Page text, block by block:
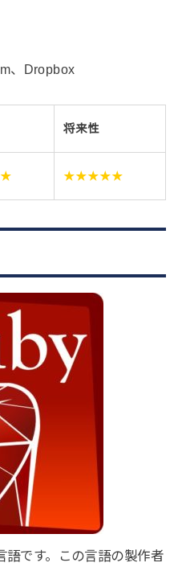
、Dropbox
将来性
★★★★★
語です。この言語の製作者